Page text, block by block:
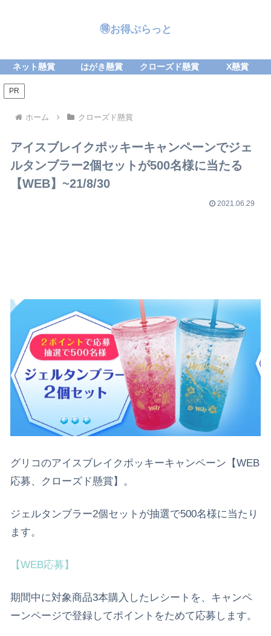
🉐お得ぷらっと
ネット懸賞 はがき懸賞 クローズド懸賞 X懸賞
PR
ホーム クローズド懸賞
アイスブレイクポッキーキャンペーンでジェ
ルタンブラー2個セットが500名様に当たる
【WEB】~21/8/30
2021.06.29
グリコのアイスブレイクポッキーキャンペーン【WEB
応募、クローズド懸賞】。
ジェルタンブラー2個セットが抽選で500名様に当たり
ます。
【WEB応募】
期間中に対象商品3本購入したレシートを、キャンペ
ーンページで登録してポイントをためて応募します。